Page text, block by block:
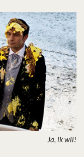
Ja, ik wil!